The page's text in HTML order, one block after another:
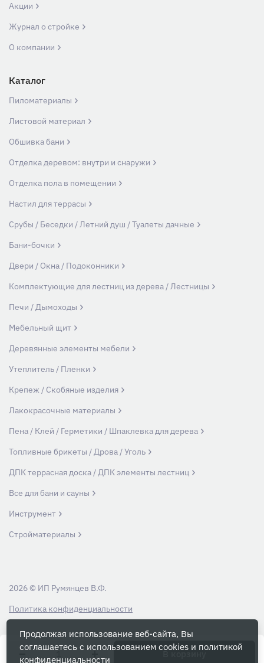
В корзину
Акции
Журнал о стройке
О компании
Каталог
Пиломатериалы
Листовой материал
Обшивка бани
Отделка деревом: внутри и снаружи
Отделка пола в помещении
Настил для террасы
Срубы / Беседки / Летний душ / Туалеты дачные
Бани-бочки
Двери / Окна / Подоконники
Комплектующие для лестниц из дерева / Лестницы
Печи / Дымоходы
Мебельный щит
Деревянные элементы мебели
Утеплитель / Пленки
Крепеж / Скобяные изделия
Лакокрасочные материалы
Пена / Клей / Герметики / Шпаклевка для дерева
Топливные брикеты / Дрова / Уголь
ДПК террасная доска / ДПК элементы лестниц
Все для бани и сауны
Инструмент
Стройматериалы
Вся информация на данном сайте носит ознакомительный характер и ни
при каких условиях не является публичной офертой, определяемой
Политика конфиденциальности
2026 © ИП Румянцев В.Ф.
Продолжая использование веб-сайта, Вы
соглашаетесь с использованием cookies и политикой
конфиденциальности